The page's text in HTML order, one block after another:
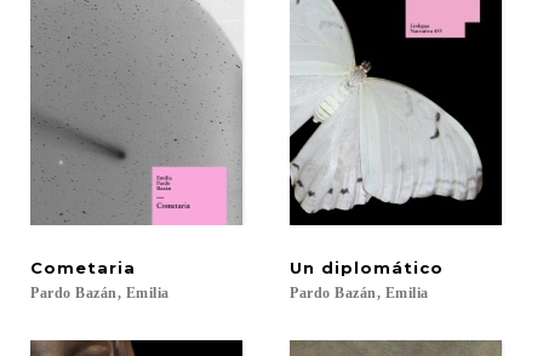
Cometaria
Pardo Bazán, Emilia
Un diplomático
Pardo Bazán, Emilia